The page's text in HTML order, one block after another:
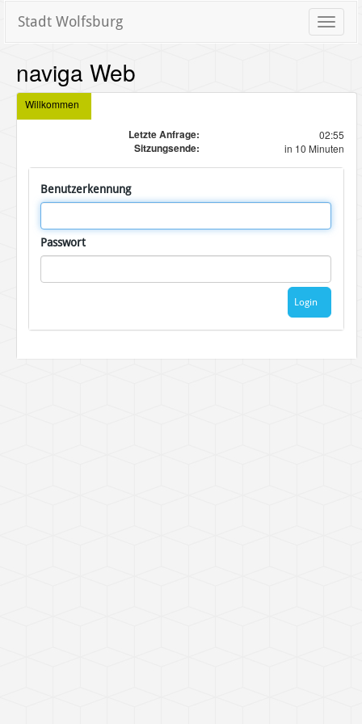
Toggle
Stadt Wolfsburg
naviga Web
Willkommen
Letzte Anfrage: 02:55
Sitzungsende: in 10 Minuten
Benutzerkennung
Passwort